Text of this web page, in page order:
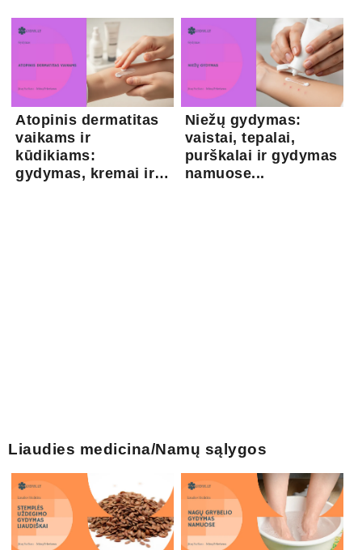
Atopinis dermatitas
vaikams ir
kūdikiams:
gydymas, kremai ir
Niežų gydymas:
vaistai, tepalai,
purškalai ir gydymas
namuose...
Liaudies medicina/Namų sąlygos